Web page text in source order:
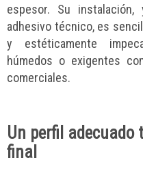
espesor. Su
adhesivo técnico, es
y estéticamente
húmedos o exigentes
comerciales.
Un perfil
final